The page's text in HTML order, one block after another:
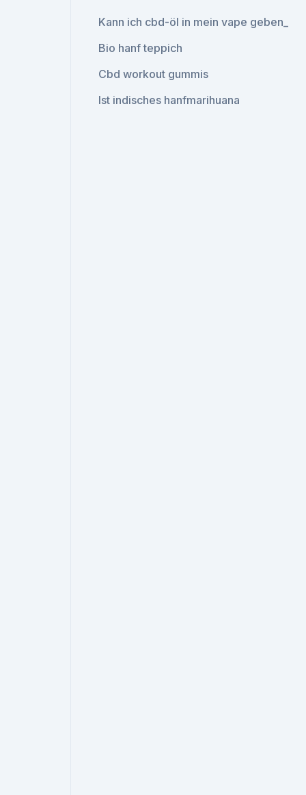
Kann ich cbd-öl in mein vape geben_
Bio hanf teppich
Cbd workout gummis
Ist indisches hanfmarihuana